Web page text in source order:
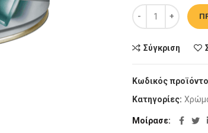
Ακρυλικό Αστάρι
Σύγκριση
Κωδικός
Κατηγορίες:
Μοίρασε